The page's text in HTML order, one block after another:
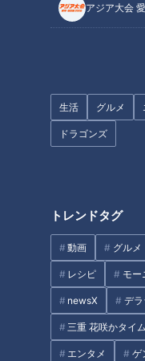
アジア大会
生活 グルメ
ドラゴンズ
トレンドタグ
動画 グルメ
レシピ モー
newsX デ
三重 花咲かタイ
エンタメ ゲ
日本の奇妙な道 栃木県
季節の変わり目におすすめ
オススメ関連コンテ